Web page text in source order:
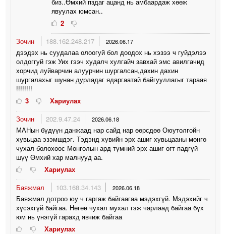
биз..Өмхий пздаг ацанд нь амбаардаж хөөж
явуулах юмсан..
2
Зочин
188.162.248.217 2026.06.17
дээдэх нь суудалаа олоогуй бол доодох нь хэзээ ч гуйдэлээ
олдоггуй гэж Уих гээч худалч хулгайч завхай эмс авилгачид
хорчид луйварчин алуурчин шургалсан,дахин дахин
шургалахыг шунан дурладаг ядаргаатай байгууллагыг тараая
!!!!!!!!
3
Хариулах
Зочин
202.9.47.24 2026.06.18
МАНын бүдүүн данжаад нар сайд нар өөрсдөө Оюутолгойн
хувьцаа эзэмшдэг. Тэдэнд хувийн эрх ашиг хувьцааны мөнгө
чухал болохоос Монголын ард түмний эрх ашиг огт падгүй
шүү Өмхий хар малнууд аа.
Хариулах
Баяжмал
103.168.34.143 2026.06.18
Баяжмал дотроо юу ч гаргаж байгаагаа мэдэхгүй. Мэдэхийг ч
хүсэхгүй байгаа. Нөгөө чухал мухал гэж чарлаад байгаа бүх
юм нь үнэгүй гарахд явчиж байгаа
Хариулах